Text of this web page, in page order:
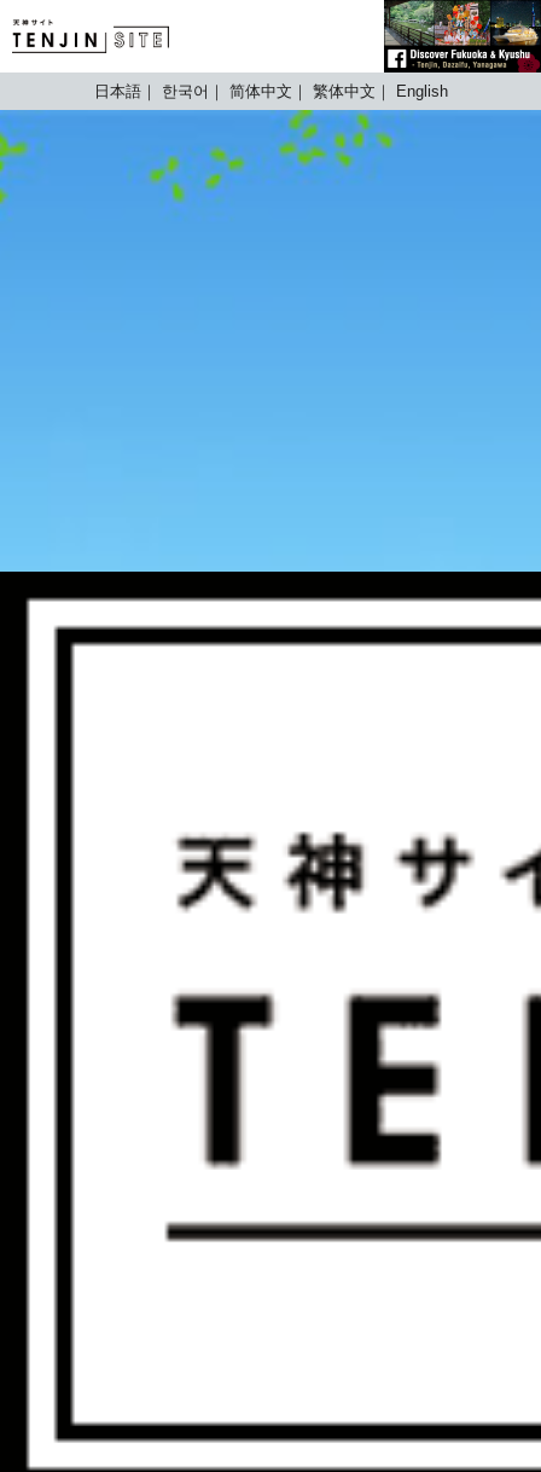
TENJIN SITE
日本語 한국어 简体中文 繁体中文 English